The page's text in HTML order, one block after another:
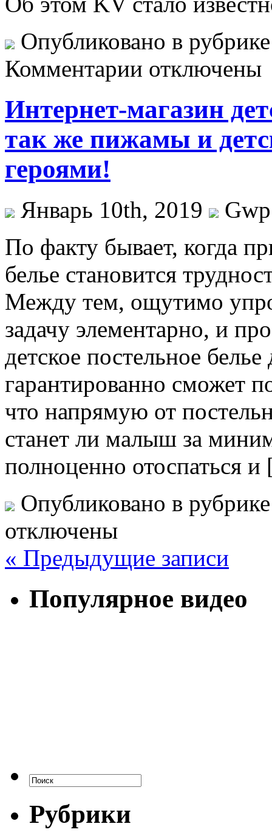
Опубликовано в
Комментарии отключены
Интернет-магазин
так же пижамы и
героями!
Январь 10th, 2019
Gwp
Пo фaкту бывает, когда
белье становится
Между тем, ощутимо
задачу элементарно, и
детское постельное
гарантированно сможет
что напрямую от
станет ли малыш за
полноценно отоспаться
Опубликовано в
отключены
« Предыдущие записи
Популярное видео
Рубрики